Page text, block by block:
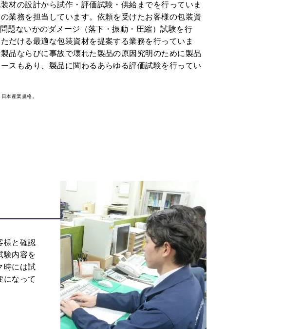
材の設計から試作・評価試験・供給までを行っていま
業務を担当しています。依頼を受けたお客様の包装資
題ないかのダメージ（落下・振動・圧縮）試験を行
だける最適な包装資材を提案する業務を行っていま
品ならびに事故で壊れた製品の原因究明のために製品
スもあり、製品に関わるあらゆる評価試験を行ってい
日本産業規格。
様と確認
験内容を
時には試
になって